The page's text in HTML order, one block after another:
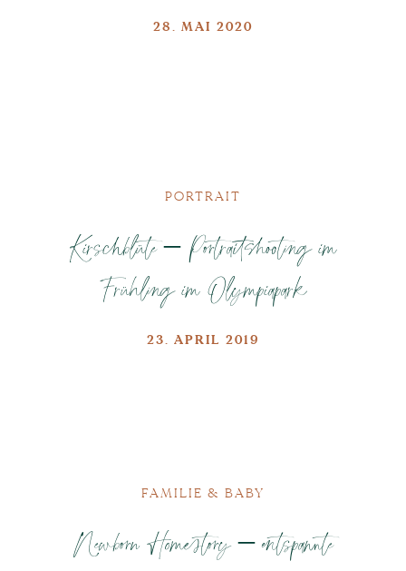
28. MAI 2020
PORTRAIT
Kirschblüte – Portraitshooting im
Frühling im Olympiapark
23. APRIL 2019
FAMILIE & BABY
Newborn Homestory – entspannte